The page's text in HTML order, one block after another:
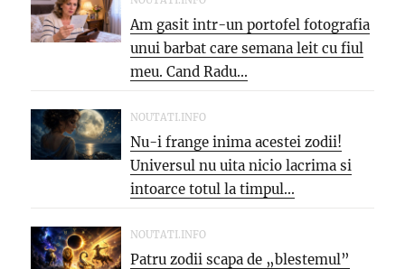
Am gasit intr-un portofel fotografia
unui barbat care semana leit cu fiul
meu. Cand Radu...
NOUTATI.INFO
Nu-i frange inima acestei zodii!
Universul nu uita nicio lacrima si
intoarce totul la timpul...
NOUTATI.INFO
Patru zodii scapa de „blestemul”